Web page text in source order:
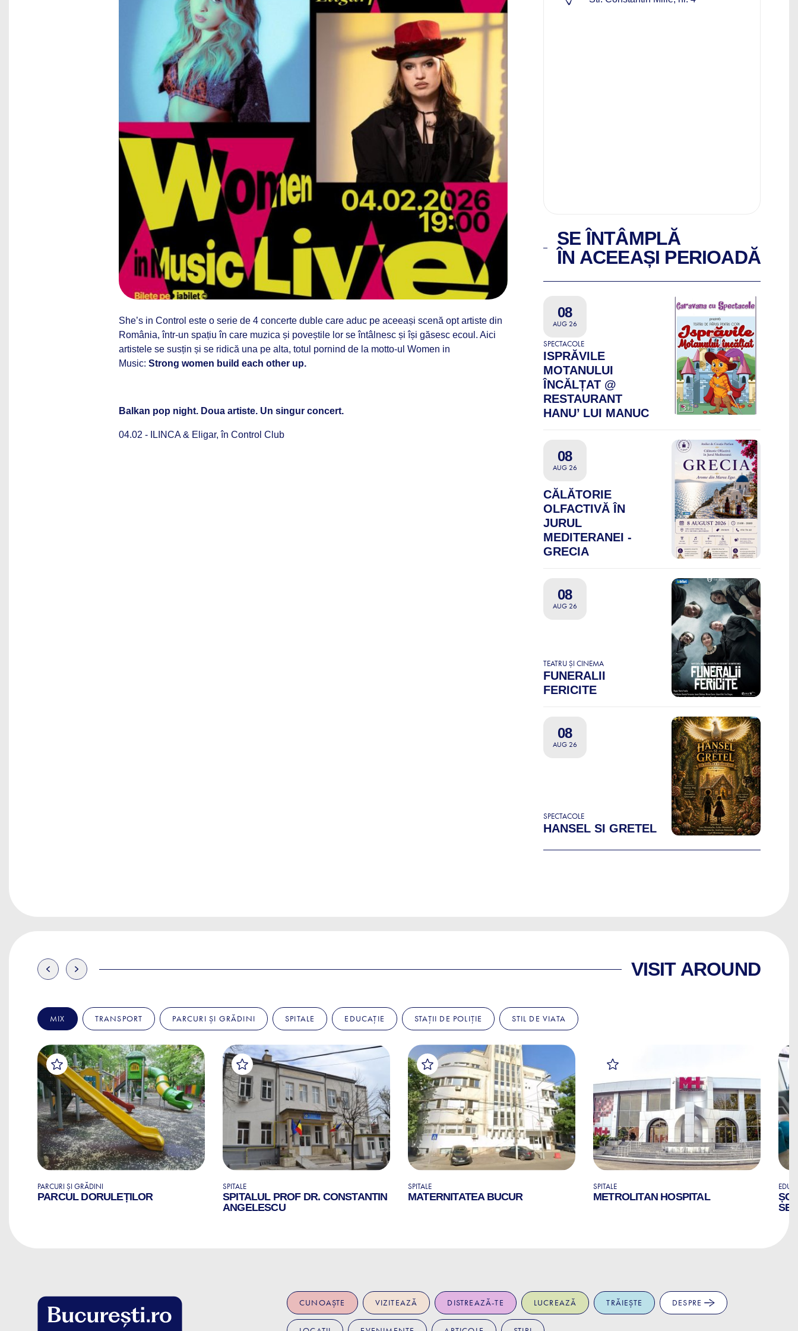
She’s in Control este o serie de 4 concerte duble care aduc pe aceeași scenă opt artiste din
România, într-un spațiu în care muzica și poveștile lor se întâlnesc și își găsesc ecoul. Aici
artistele se susțin și se ridică una pe alta, totul pornind de la motto-ul Women in
Music: Strong women build each other up.
Balkan pop night. Doua artiste. Un singur concert.
04.02 - ILINCA & Eligar, în Control Club
SE ÎNTÂMPLĂ
ÎN ACEEAȘI PERIOADĂ
08
AUG 26
SPECTACOLE
ISPRĂVILE
MOTANULUI
ÎNCĂLȚAT @
RESTAURANT
HANU’ LUI MANUC
08
AUG 26
CĂLĂTORIE
OLFACTIVĂ ÎN
JURUL
MEDITERANEI -
GRECIA
08
AUG 26
TEATRU ȘI CINEMA
FUNERALII
FERICITE
08
AUG 26
SPECTACOLE
HANSEL SI GRETEL
VISIT AROUND
MIX TRANSPORT PARCURI ȘI GRĂDINI SPITALE EDUCAȚIE STAȚII DE POLIȚIE STIL DE VIATA
PARCURI ȘI GRĂDINI
PARCUL DORULEȚILOR
SPITALE
SPITALUL PROF DR. CONSTANTIN
ANGELESCU
SPITALE
MATERNITATEA BUCUR
SPITALE
METROLITAN HOSPITAL
CUNOAȘTE VIZITEAZĂ DISTREAZĂ-TE LUCREAZĂ TRĂIEȘTE DESPRE